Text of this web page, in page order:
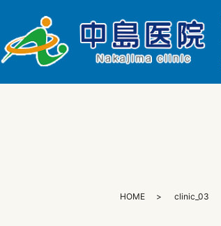
HOME clinic_03